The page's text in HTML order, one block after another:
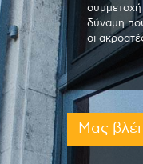
συμμετοχή
δύναμη
οι
Μας